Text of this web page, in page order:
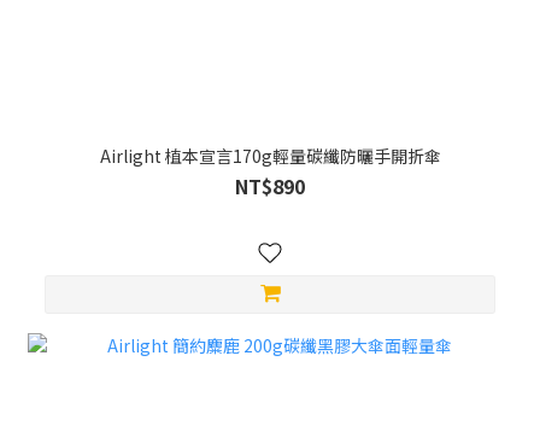
Airlight 植本宣言170g輕量碳纖防曬手開折傘
NT$890